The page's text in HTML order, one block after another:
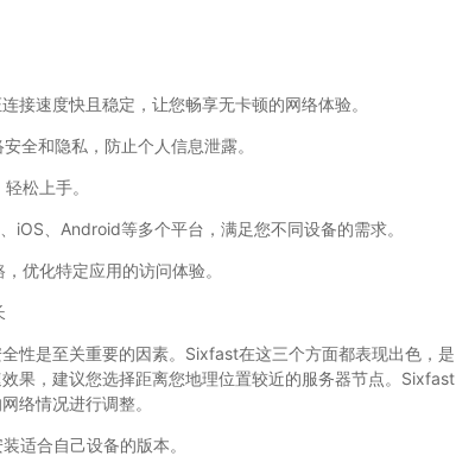
接速度快且稳定，让您畅享无卡顿的网络体验。
全和隐私，防止个人信息泄露。
松上手。
、Android等多个平台，满足您不同设备的需求。
优化特定应用的访问体验。
性是至关重要的因素。Sixfast在这三个方面都表现出色，是
果，建议您选择距离您地理位置较近的服务器节点。Sixfast
络情况进行调整。
适合自己设备的版本。